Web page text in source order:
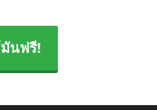
นฟรี!